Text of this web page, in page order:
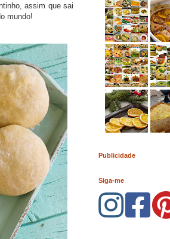
assim que sai
mundo!
Publicidade
Siga-me